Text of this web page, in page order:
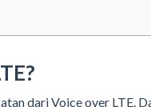
dari Voice over LTE.